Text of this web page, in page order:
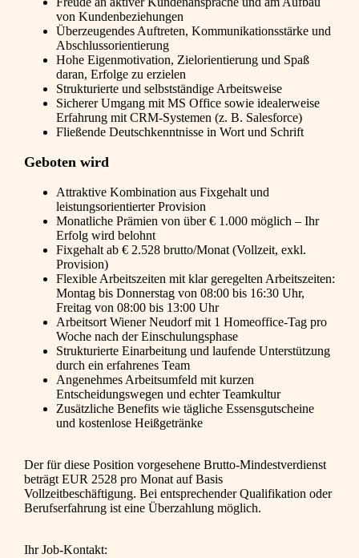
von Kundenbeziehungen
Überzeugendes Auftreten, Kommunikationsstärke und
Abschlussorientierung
Hohe Eigenmotivation, Zielorientierung und Spaß
daran, Erfolge zu erzielen
Strukturierte und selbstständige Arbeitsweise
Sicherer Umgang mit MS Office sowie idealerweise
Erfahrung mit CRM-Systemen (z. B. Salesforce)
Fließende Deutschkenntnisse in Wort und Schrift
Geboten wird
Attraktive Kombination aus Fixgehalt und
leistungsorientierter Provision
Monatliche Prämien von über € 1.000 möglich – Ihr
Erfolg wird belohnt
Fixgehalt ab € 2.528 brutto/Monat (Vollzeit, exkl.
Provision)
Flexible Arbeitszeiten mit klar geregelten Arbeitszeiten:
Montag bis Donnerstag von 08:00 bis 16:30 Uhr,
Freitag von 08:00 bis 13:00 Uhr
Arbeitsort Wiener Neudorf mit 1 Homeoffice-Tag pro
Woche nach der Einschulungsphase
Strukturierte Einarbeitung und laufende Unterstützung
durch ein erfahrenes Team
Angenehmes Arbeitsumfeld mit kurzen
Entscheidungswegen und echter Teamkultur
Zusätzliche Benefits wie tägliche Essensgutscheine
und kostenlose Heißgetränke
Der für diese Position vorgesehene Brutto-Mindestverdienst
beträgt EUR 2528 pro Monat auf Basis
Vollzeitbeschäftigung. Bei entsprechender Qualifikation oder
Berufserfahrung ist eine Überzahlung möglich.
Ihr Job-Kontakt: